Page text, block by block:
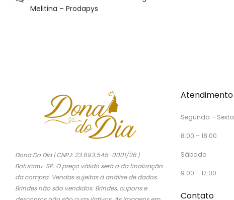
Melitina – Prodapys
Dona Do Dia | CNPJ: 23.693.545-0001/26 |
Botucatu-SP. O preço válido será o da finalização
da compra. Vendas sujeitas à análise de dados.
Brindes não são vendidos. Brindes, cupons e
Atendimento
Segunda – Sexta
8:00 – 18:00
Sábado
9:00 – 17:00
Contato